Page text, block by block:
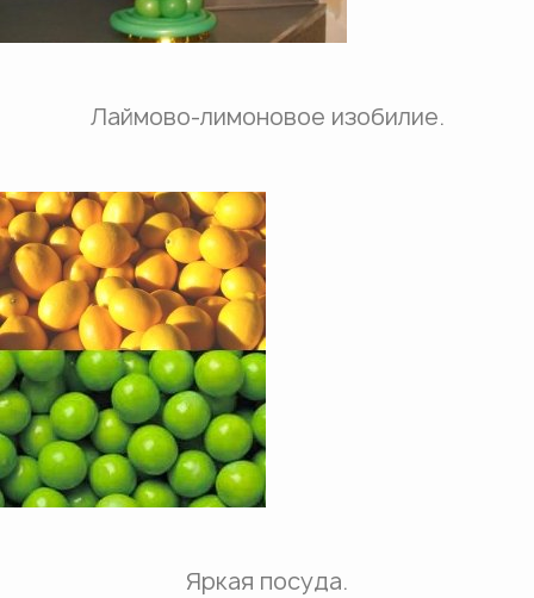
Лаймово-лимоновое изобилие.
Яркая посуда.